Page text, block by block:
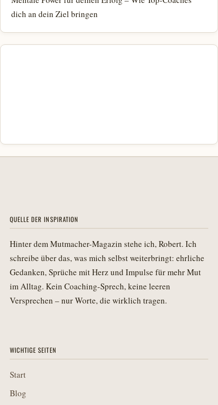
dich an dein Ziel bringen
QUELLE DER INSPIRATION
Hinter dem Mutmacher-Magazin stehe ich, Robert. Ich
schreibe über das, was mich selbst weiterbringt: ehrliche
Gedanken, Sprüche mit Herz und Impulse für mehr Mut
im Alltag. Kein Coaching-Sprech, keine leeren
Versprechen – nur Worte, die wirklich tragen.
WICHTIGE SEITEN
Start
Blog